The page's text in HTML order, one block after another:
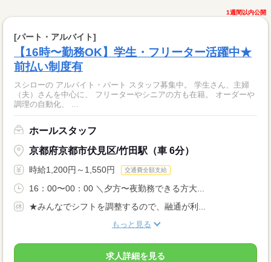
1週間以内公開
[パート・アルバイト]
【16時〜勤務OK】学生・フリーター活躍中★
前払い制度有
スシローの アルバイト・パート スタッフ募集中。 学生さん、主婦
（夫）さんを中心に、 フリーターやシニアの方も在籍。 オーダーや
調理の自動化、 ...
ホールスタッフ
京都府京都市伏見区/竹田駅（車 6分）
時給1,200円～1,550円 交通費全額支給
16：00〜00：00 ＼夕方〜夜勤務できる方大...
★みんなでシフトを調整するので、融通が利...
もっと見る
求人詳細を見る